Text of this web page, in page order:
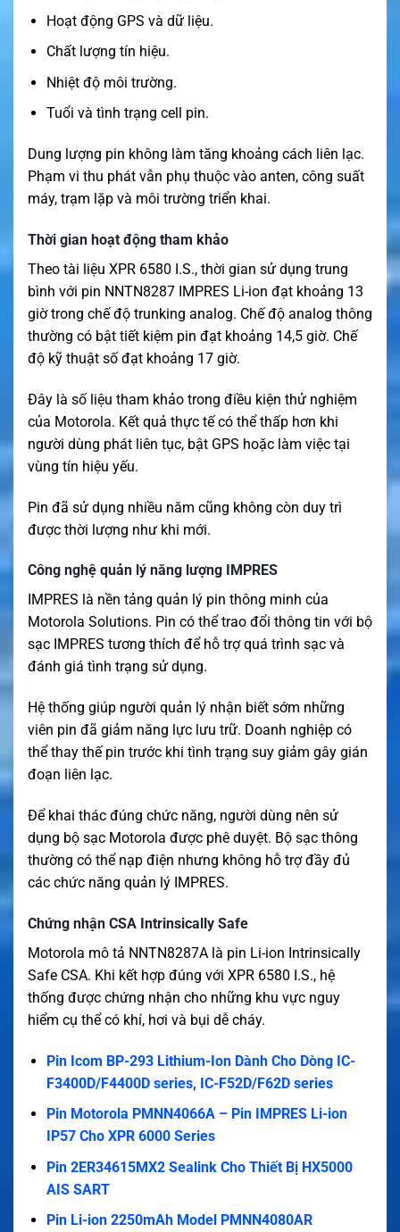
Hoạt động GPS và dữ liệu.
Chất lượng tín hiệu.
Nhiệt độ môi trường.
Tuổi và tình trạng cell pin.
Dung lượng pin không làm tăng khoảng cách liên lạc.
Phạm vi thu phát vẫn phụ thuộc vào anten, công suất
máy, trạm lặp và môi trường triển khai.
Thời gian hoạt động tham khảo
Theo tài liệu XPR 6580 I.S., thời gian sử dụng trung
bình với pin NNTN8287 IMPRES Li-ion đạt khoảng 13
giờ trong chế độ trunking analog. Chế độ analog thông
thường có bật tiết kiệm pin đạt khoảng 14,5 giờ. Chế
độ kỹ thuật số đạt khoảng 17 giờ.
Đây là số liệu tham khảo trong điều kiện thử nghiệm
của Motorola. Kết quả thực tế có thể thấp hơn khi
người dùng phát liên tục, bật GPS hoặc làm việc tại
vùng tín hiệu yếu.
Pin đã sử dụng nhiều năm cũng không còn duy trì
được thời lượng như khi mới.
Công nghệ quản lý năng lượng IMPRES
IMPRES là nền tảng quản lý pin thông minh của
Motorola Solutions. Pin có thể trao đổi thông tin với bộ
sạc IMPRES tương thích để hỗ trợ quá trình sạc và
đánh giá tình trạng sử dụng.
Hệ thống giúp người quản lý nhận biết sớm những
viên pin đã giảm năng lực lưu trữ. Doanh nghiệp có
thể thay thế pin trước khi tình trạng suy giảm gây gián
đoạn liên lạc.
Để khai thác đúng chức năng, người dùng nên sử
dụng bộ sạc Motorola được phê duyệt. Bộ sạc thông
thường có thể nạp điện nhưng không hỗ trợ đầy đủ
các chức năng quản lý IMPRES.
Chứng nhận CSA Intrinsically Safe
Motorola mô tả NNTN8287A là pin Li-ion Intrinsically
Safe CSA. Khi kết hợp đúng với XPR 6580 I.S., hệ
thống được chứng nhận cho những khu vực nguy
hiểm cụ thể có khí, hơi và bụi dễ cháy.
Pin Icom BP-293 Lithium-Ion Dành Cho Dòng IC-
F3400D/F4400D series, IC-F52D/F62D series
Pin Motorola PMNN4066A – Pin IMPRES Li-ion
IP57 Cho XPR 6000 Series
Pin 2ER34615MX2 Sealink Cho Thiết Bị HX5000
AIS SART
Pin Li-ion 2250mAh Model PMNN4080AR